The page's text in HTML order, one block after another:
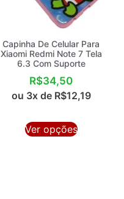
Capinha De Celular Para
Xiaomi Redmi Note 7 Tela
6.3 Com Suporte
R$34,50
ou 3x de R$12,19
Ver opções